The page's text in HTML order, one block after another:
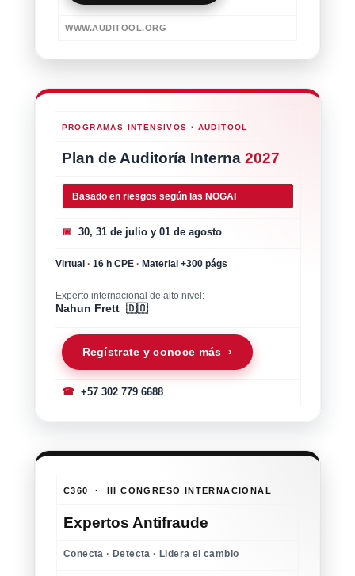
WWW.AUDITOOL.ORG
PROGRAMAS INTENSIVOS · AUDITOOL
Plan de Auditoría Interna 2027
Basado en riesgos según las NOGAI
📅 30, 31 de julio y 01 de agosto
Virtual · 16 h CPE · Material +300 págs
Experto internacional de alto nivel:
Nahun Frett 🇩🇴
Regístrate y conoce más ›
☎+57 302 779 6688
C360 · III CONGRESO INTERNACIONAL
Expertos Antifraude
Conecta · Detecta · Lidera el cambio